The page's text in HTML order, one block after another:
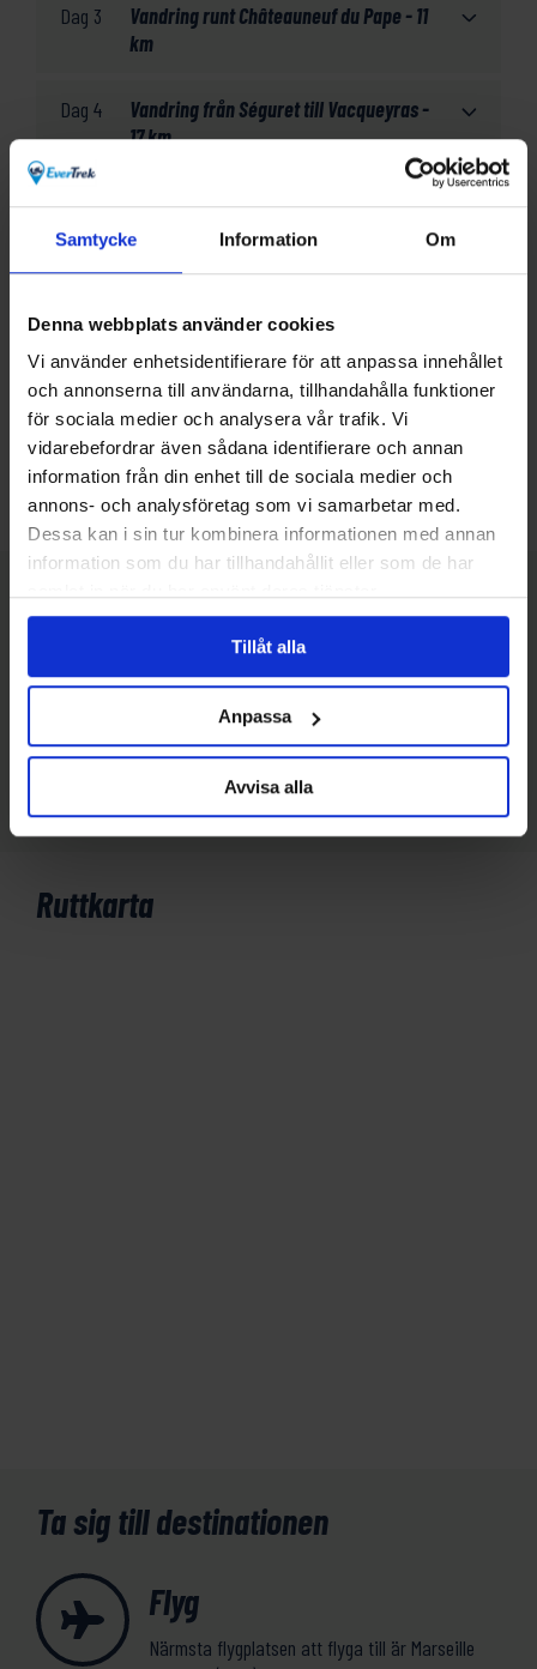
Samtycke Information Om
Denna webbplats använder cookies
Vi använder enhetsidentifierare för att anpassa innehållet
och annonserna till användarna, tillhandahålla funktioner
för sociala medier och analysera vår trafik. Vi
vidarebefordrar även sådana identifierare och annan
information från din enhet till de sociala medier och
annons- och analysföretag som vi samarbetar med.
Dessa kan i sin tur kombinera informationen med annan
information som du har tillhandahållit eller som de har
Tillåt alla
Anpassa
Avvisa alla
Dag 3
Vandring runt Châteauneuf du Pape - 11
km
Dag 4
Vandring från Séguret till Vacqueyras -
17 km
Dag 5
Vandring från Vacqueyras till Le
Barroux - 15 km
- 13 km
Dag 7
Vandring från Malaucène till Vaison la
Romaine - 18 km
Dag 8 Utcheckning och hemresa
Boende
hotell.
Ruttkarta
Ta sig till destinationen
Flyg
Närmsta flygplatsen att flyga till är Marseille